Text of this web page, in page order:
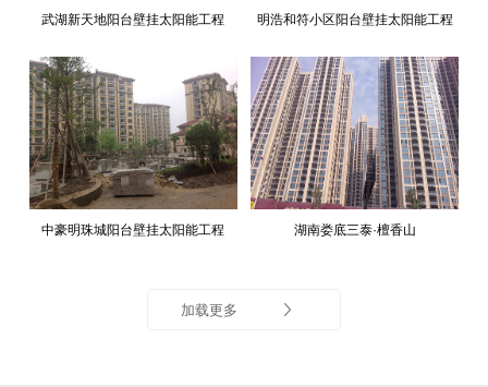
武湖新天地阳台壁挂太阳能工程 明浩和符小区阳台壁挂太阳能工程
中豪明珠城阳台壁挂太阳能工程 湖南娄底三泰·檀香山
加载更多